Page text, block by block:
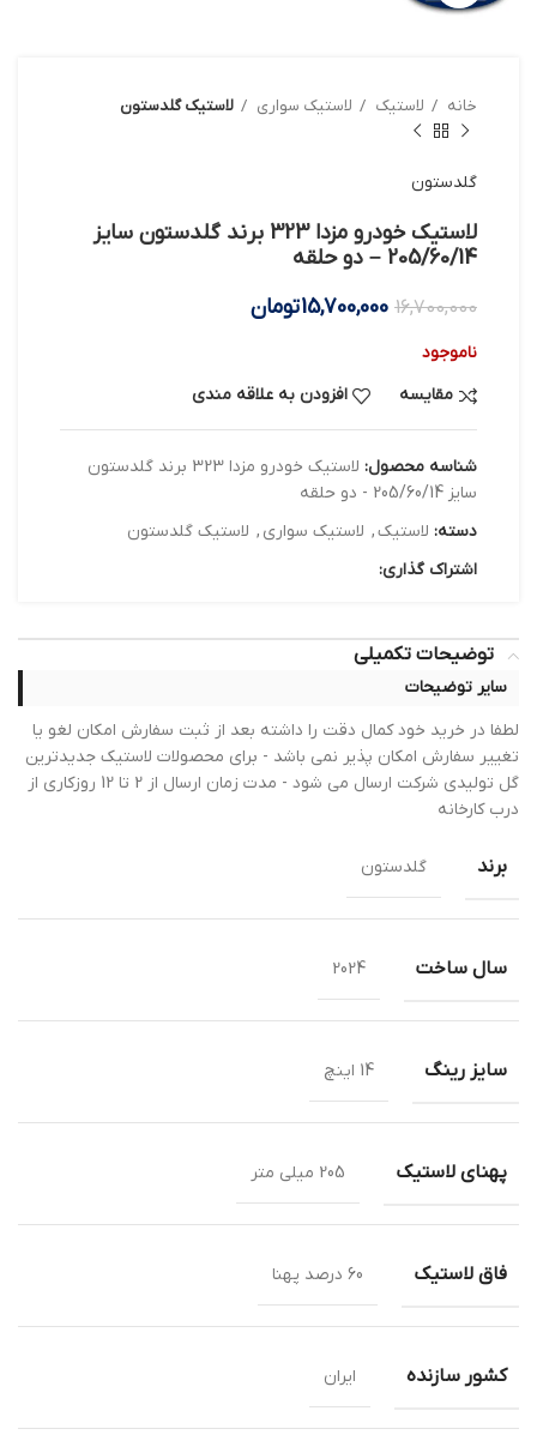
خانه لاستیک لاستیک سواری لاستیک گلدستون
گلدستون
لاستیک خودرو مزدا 323 برند گلدستون سایز
205/60/14 – دو حلقه
16,700,000
15,700,000تومان
ناموجود
مقایسه
افزودن به علاقه مندی
شناسه محصول:
لاستیک خودرو مزدا 323 برند گلدستون
سایز 205/60/14 - دو حلقه
دسته: لاستیک, لاستیک سواری , لاستیک گلدستون
اشتراک گذاری:
توضیحات تکمیلی
سایر توضیحات
لطفا در خرید خود کمال دقت را داشته بعد از ثبت سفارش امکان لغو یا
تغییر سفارش امکان پذیر نمی باشد - برای محصولات لاستیک جدیدترین
گل تولیدی شرکت ارسال می شود - مدت زمان ارسال از 2 تا 12 روزکاری از
درب کارخانه
برند گلدستون
سال ساخت 2024
سایز رینگ 14 اینچ
پهنای لاستیک 205 میلی متر
فاق لاستیک 60 درصد پهنا
کشور سازنده ایران